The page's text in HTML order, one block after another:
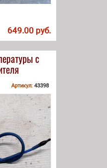
649.00 руб.
с
Артикул: 43398